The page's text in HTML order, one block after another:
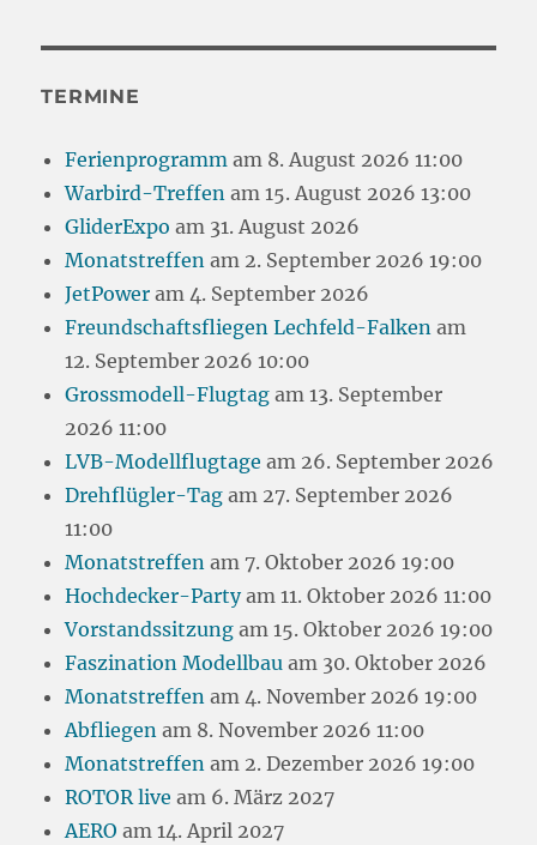
TERMINE
Ferienprogramm am 8. August 2026 11:00
Warbird-Treffen am 15. August 2026 13:00
GliderExpo am 31. August 2026
Monatstreffen am 2. September 2026 19:00
JetPower am 4. September 2026
Freundschaftsfliegen Lechfeld-Falken am
12. September 2026 10:00
Grossmodell-Flugtag am 13. September
2026 11:00
LVB-Modellflugtage am 26. September 2026
Drehflügler-Tag am 27. September 2026
11:00
Monatstreffen am 7. Oktober 2026 19:00
Hochdecker-Partyam 11. Oktober 2026 11:00
Vorstandssitzung am 15. Oktober 2026 19:00
Faszination Modellbau am 30. Oktober 2026
Monatstreffen am 4. November 2026 19:00
Abfliegen am 8. November 2026 11:00
Monatstreffen am 2. Dezember 2026 19:00
ROTOR live am 6. März 2027
AERO am 14. April 2027